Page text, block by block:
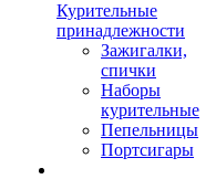
Курительные
принадлежности
Зажигалки,
спички
Наборы
курительные
Пепельницы
Портсигары